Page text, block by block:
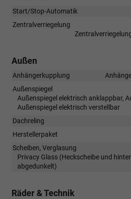
Start/Stop-Automatik
Zentralverriegelung
Außen
Anhängerkupplung
Außenspiegel
Außenspiegel elektrisch anklappbar,
Außenspiegel elektrisch verstellbar
Dachreling
Herstellerpaket
Scheiben, Verglasung
Privacy Glass (Heckscheibe und
abgedunkelt)
Räder & Technik